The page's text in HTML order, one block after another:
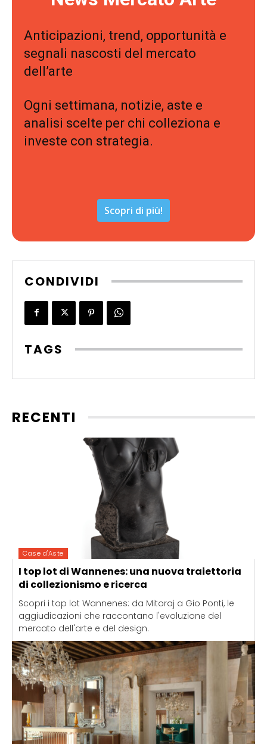
Anticipazioni, trend, opportunità e
segnali nascosti del mercato
dell’arte
Ogni settimana, notizie, aste e
analisi scelte per chi colleziona e
investe con strategia.
Scopri di più!
CONDIVIDI
TAGS
RECENTI
Case d'Aste
I top lot di Wannenes: una nuova traiettoria
di collezionismo e ricerca
Scopri i top lot Wannenes: da Mitoraj a Gio Ponti, le
aggiudicazioni che raccontano l'evoluzione del
mercato dell'arte e del design.